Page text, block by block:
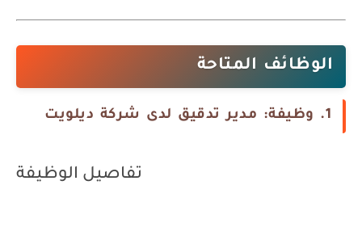
الوظائف المتاحة
1. وظيفة: مدير تدقيق لدى شركة ديلويت
تفاصيل الوظيفة